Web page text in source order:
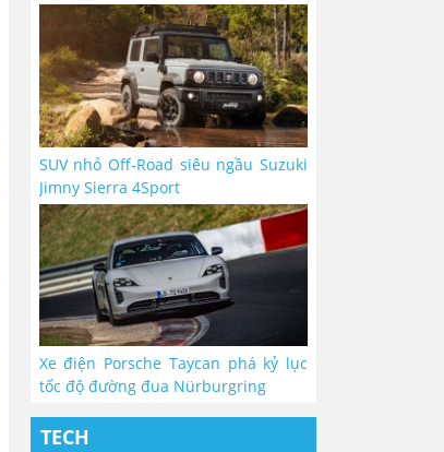
SUV nhỏ Off-Road siêu ngầu Suzuki
Jimny Sierra 4Sport
Xe điện Porsche Taycan phá kỷ lục
tốc độ đường đua Nürburgring
TECH